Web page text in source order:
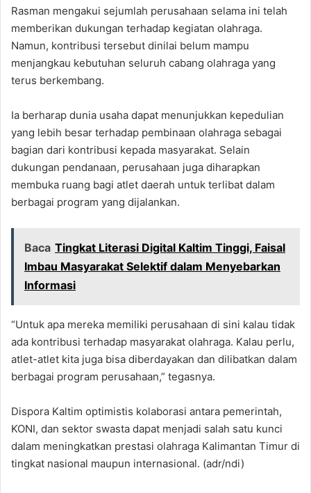
Rasman mengakui sejumlah perusahaan selama ini telah
memberikan dukungan terhadap kegiatan olahraga.
Namun, kontribusi tersebut dinilai belum mampu
menjangkau kebutuhan seluruh cabang olahraga yang
terus berkembang.
Ia berharap dunia usaha dapat menunjukkan kepedulian
yang lebih besar terhadap pembinaan olahraga sebagai
bagian dari kontribusi kepada masyarakat. Selain
dukungan pendanaan, perusahaan juga diharapkan
membuka ruang bagi atlet daerah untuk terlibat dalam
berbagai program yang dijalankan.
Baca Tingkat Literasi Digital Kaltim Tinggi, Faisal
Imbau Masyarakat Selektif dalam Menyebarkan
Informasi
“Untuk apa mereka memiliki perusahaan di sini kalau tidak
ada kontribusi terhadap masyarakat olahraga. Kalau perlu,
atlet-atlet kita juga bisa diberdayakan dan dilibatkan dalam
berbagai program perusahaan,” tegasnya.
Dispora Kaltim optimistis kolaborasi antara pemerintah,
KONI, dan sektor swasta dapat menjadi salah satu kunci
dalam meningkatkan prestasi olahraga Kalimantan Timur di
tingkat nasional maupun internasional. (adr/ndi)